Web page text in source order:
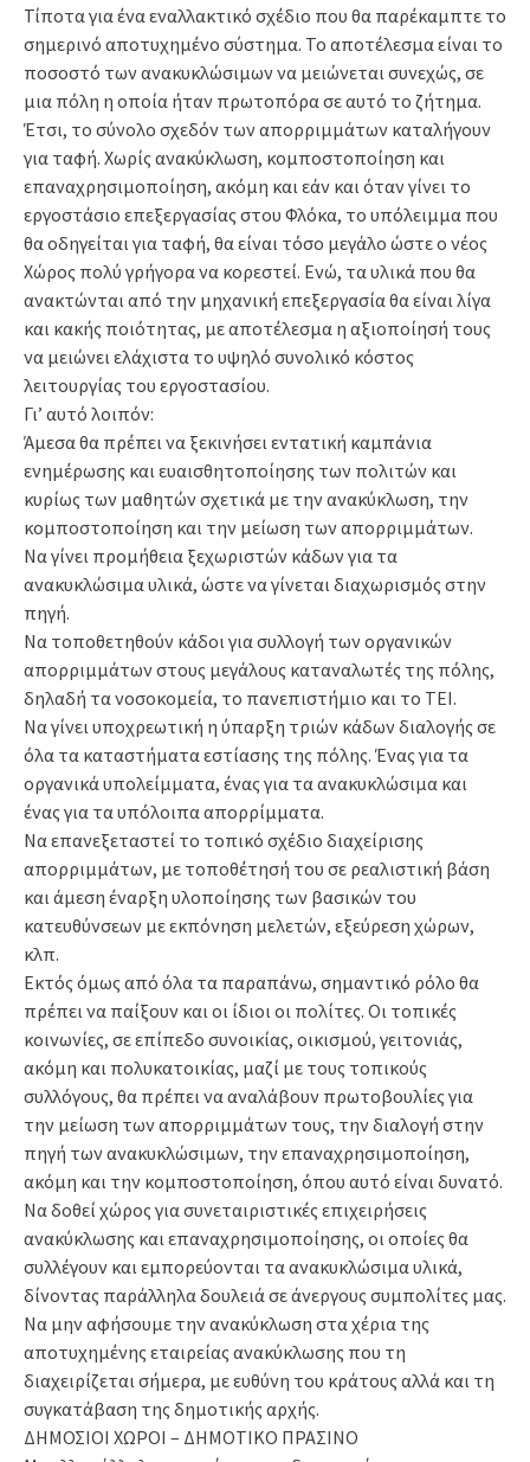
Τίποτα για ένα εναλλακτικό σχέδιο που θα παρέκαμπτε το
σημερινό αποτυχημένο σύστημα. Το αποτέλεσμα είναι το
ποσοστό των ανακυκλώσιμων να μειώνεται συνεχώς, σε
μια πόλη η οποία ήταν πρωτοπόρα σε αυτό το ζήτημα.
Έτσι, το σύνολο σχεδόν των απορριμμάτων καταλήγουν
για ταφή. Χωρίς ανακύκλωση, κομποστοποίηση και
επαναχρησιμοποίηση, ακόμη και εάν και όταν γίνει το
εργοστάσιο επεξεργασίας στου Φλόκα, το υπόλειμμα που
θα οδηγείται για ταφή, θα είναι τόσο μεγάλο ώστε ο νέος
Χώρος πολύ γρήγορα να κορεστεί. Ενώ, τα υλικά που θα
ανακτώνται από την μηχανική επεξεργασία θα είναι λίγα
και κακής ποιότητας, με αποτέλεσμα η αξιοποίησή τους
να μειώνει ελάχιστα το υψηλό συνολικό κόστος
λειτουργίας του εργοστασίου.
Γι’ αυτό λοιπόν:
Άμεσα θα πρέπει να ξεκινήσει εντατική καμπάνια
ενημέρωσης και ευαισθητοποίησης των πολιτών και
κυρίως των μαθητών σχετικά με την ανακύκλωση, την
κομποστοποίηση και την μείωση των απορριμμάτων.
Να γίνει προμήθεια ξεχωριστών κάδων για τα
ανακυκλώσιμα υλικά, ώστε να γίνεται διαχωρισμός στην
πηγή.
Να τοποθετηθούν κάδοι για συλλογή των οργανικών
απορριμμάτων στους μεγάλους καταναλωτές της πόλης,
δηλαδή τα νοσοκομεία, το πανεπιστήμιο και το ΤΕΙ.
Να γίνει υποχρεωτική η ύπαρξη τριών κάδων διαλογής σε
όλα τα καταστήματα εστίασης της πόλης. Ένας για τα
οργανικά υπολείμματα, ένας για τα ανακυκλώσιμα και
ένας για τα υπόλοιπα απορρίμματα.
Να επανεξεταστεί το τοπικό σχέδιο διαχείρισης
απορριμμάτων, με τοποθέτησή του σε ρεαλιστική βάση
και άμεση έναρξη υλοποίησης των βασικών του
κατευθύνσεων με εκπόνηση μελετών, εξεύρεση χώρων,
κλπ.
Εκτός όμως από όλα τα παραπάνω, σημαντικό ρόλο θα
πρέπει να παίξουν και οι ίδιοι οι πολίτες. Οι τοπικές
κοινωνίες, σε επίπεδο συνοικίας, οικισμού, γειτονιάς,
ακόμη και πολυκατοικίας, μαζί με τους τοπικούς
συλλόγους, θα πρέπει να αναλάβουν πρωτοβουλίες για
την μείωση των απορριμμάτων τους, την διαλογή στην
πηγή των ανακυκλώσιμων, την επαναχρησιμοποίηση,
ακόμη και την κομποστοποίηση, όπου αυτό είναι δυνατό.
Να δοθεί χώρος για συνεταιριστικές επιχειρήσεις
ανακύκλωσης και επαναχρησιμοποίησης, οι οποίες θα
συλλέγουν και εμπορεύονται τα ανακυκλώσιμα υλικά,
δίνοντας παράλληλα δουλειά σε άνεργους συμπολίτες μας.
Να μην αφήσουμε την ανακύκλωση στα χέρια της
αποτυχημένης εταιρείας ανακύκλωσης που τη
διαχειρίζεται σήμερα, με ευθύνη του κράτους αλλά και τη
συγκατάβαση της δημοτικής αρχής.
ΔΗΜΟΣΙΟΙ ΧΩΡΟΙ – ΔΗΜΟΤΙΚΟ ΠΡΑΣΙΝΟ